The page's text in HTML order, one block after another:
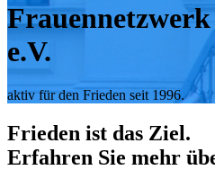
e.V.
aktiv für den Frieden seit 1996.
Frieden ist das Ziel.
Erfahren Sie mehr